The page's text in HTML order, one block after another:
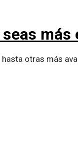
más
otras más